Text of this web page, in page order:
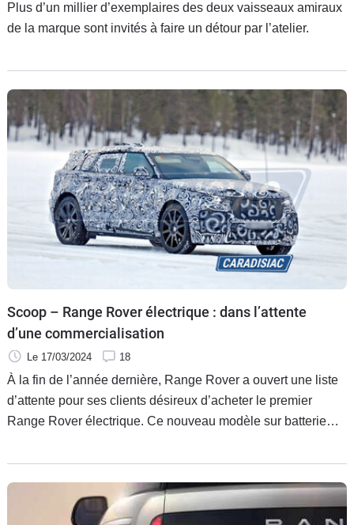
Plus d’un millier d’exemplaires des deux vaisseaux amiraux
de la marque sont invités à faire un détour par l’atelier.
Scoop – Range Rover électrique : dans l’attente
d’une commercialisation
Le 17/03/2024 18
À la fin de l’année dernière, Range Rover a ouvert une liste
d’attente pour ses clients désireux d’acheter le premier
Range Rover électrique. Ce nouveau modèle sur batterie
2025. Mais un autre modèle électrique de chez Range Rover
photographié par nos chasseurs de scoop est en
préparation. Mais de quel modèle s’agit-il ?